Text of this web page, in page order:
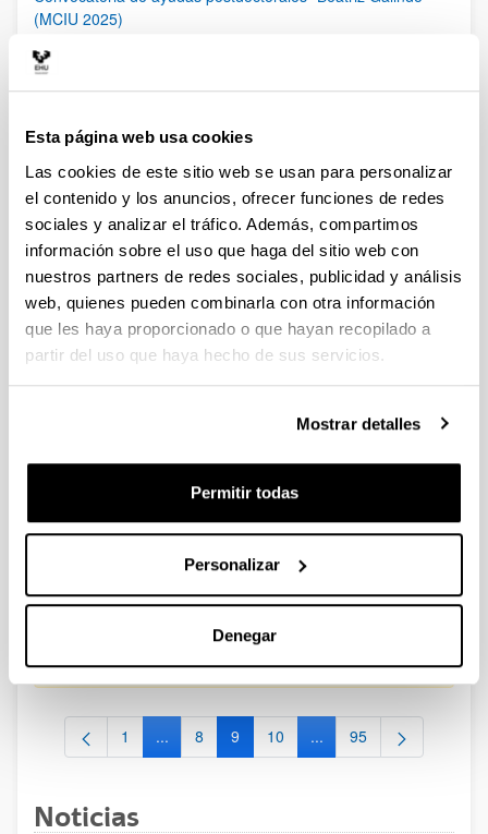
Esta página web usa cookies
Las cookies de este sitio web se usan para personalizar
el contenido y los anuncios, ofrecer funciones de redes
sociales y analizar el tráfico. Además, compartimos
información sobre el uso que haga del sitio web con
nuestros partners de redes sociales, publicidad y análisis
web, quienes pueden combinarla con otra información
que les haya proporcionado o que hayan recopilado a
partir del uso que haya hecho de sus servicios.
Mostrar detalles
Permitir todas
Personalizar
Denegar
(MCIU 2025)
presentación: 27/02/2026)
ayudas hasta el 27 de febrero de 2026, incluido. El plazo de
febrero a las 13:30
Ayudas a la movilidad para personas contratadas
predoctorales del Gobierno Vasco [EGONLABUR] 2026
Modalidad B
Plazo de presentación cerrado (Fecha de fin del plazo de
presentación: 16/02/2026)
Se ha publicado la convocatoria
predoctorales del Gobierno Vasco [EGONLABUR] 2026
Se ha publicado la convocatoria
CONVOCATORIA PARA LA CONTRATACIÓN DE
PERSONAL INVESTIGADOR EN FORMACIÓN EN LA EHU
GRUPO/PROYECTO DE INVESTIGACIÓN 2025-II
Plazo de presentación cerrado: 15/10/2025 - 23/10/2025
19/01/2026. Resolución definitiva de adjudicados y excluidos.
Página
1 ...Páginas intermedias Use TAB para
Página
8 Página
9 Página
10 ...Páginas intermedias
Página
95
Noticias